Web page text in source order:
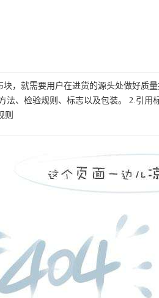
，就需要用户在进货的源头处做好质
、检验规则、标志以及包装。 2.引
则